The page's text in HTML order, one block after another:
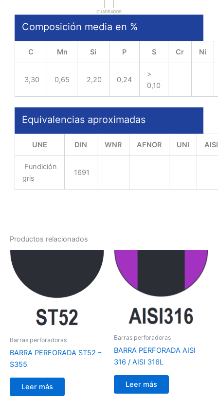
Composición media en %
C Mn Si P S Cr Ni
3,30 0,65 2,20 0,24
>
0,10
Equivalencias aproximadas
UNE DIN WNR AFNOR UNI AISI
Fundición
gris
1691
Productos relacionados
Barras perforadoras
BARRA PERFORADA ST52 –
S355
Leer más
Barras perforadoras
BARRA PERFORADA AISI
316 / AISI 316L
Leer más